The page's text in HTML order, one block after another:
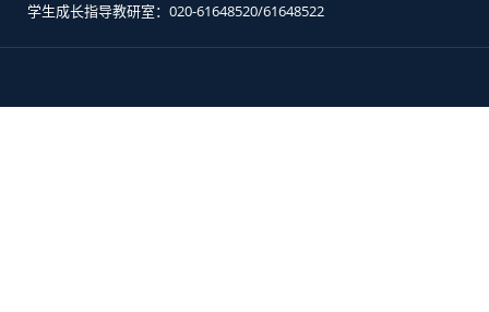
学生成长指导教研室：020-61648520/61648522